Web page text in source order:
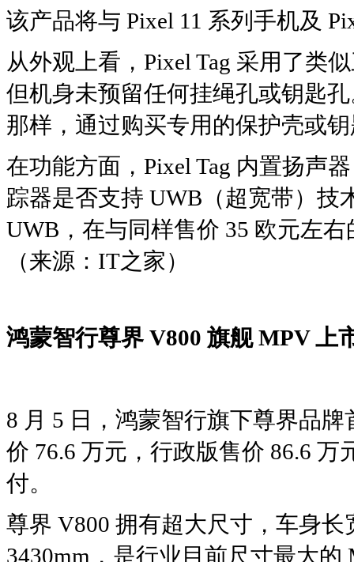
该产品将与 Pixel 11 系列手机及
从外观上看，Pixel Tag 采用了类
但机身未预留任何挂绳孔或钥匙
那样，通过购买专用的保护壳或
在功能方面，Pixel Tag 内置扬声
踪器是否支持 UWB（超宽带）技
UWB，在与同样售价 35 欧元左
（来源：IT之家）
鸿蒙智行尊界 V800 旗舰 MPV 上
8 月 5 日，鸿蒙智行旗下尊界品
价 76.6 万元，行政版售价 86.6
付。
尊界 V800 拥有超大尺寸，车身长
3430mm，是行业目前尺寸最大